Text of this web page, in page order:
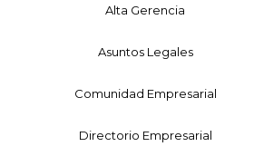
Alta Gerencia
Asuntos Legales
Comunidad Empresarial
Directorio Empresarial